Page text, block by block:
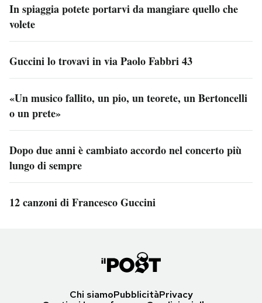
In spiaggia potete portarvi da mangiare quello che
volete
Guccini lo trovavi in via Paolo Fabbri 43
«Un musico fallito, un pio, un teorete, un Bertoncelli
o un prete»
Dopo due anni è cambiato accordo nel concerto più
lungo di sempre
12 canzoni di Francesco Guccini
Chi siamoPubblicitàPrivacy